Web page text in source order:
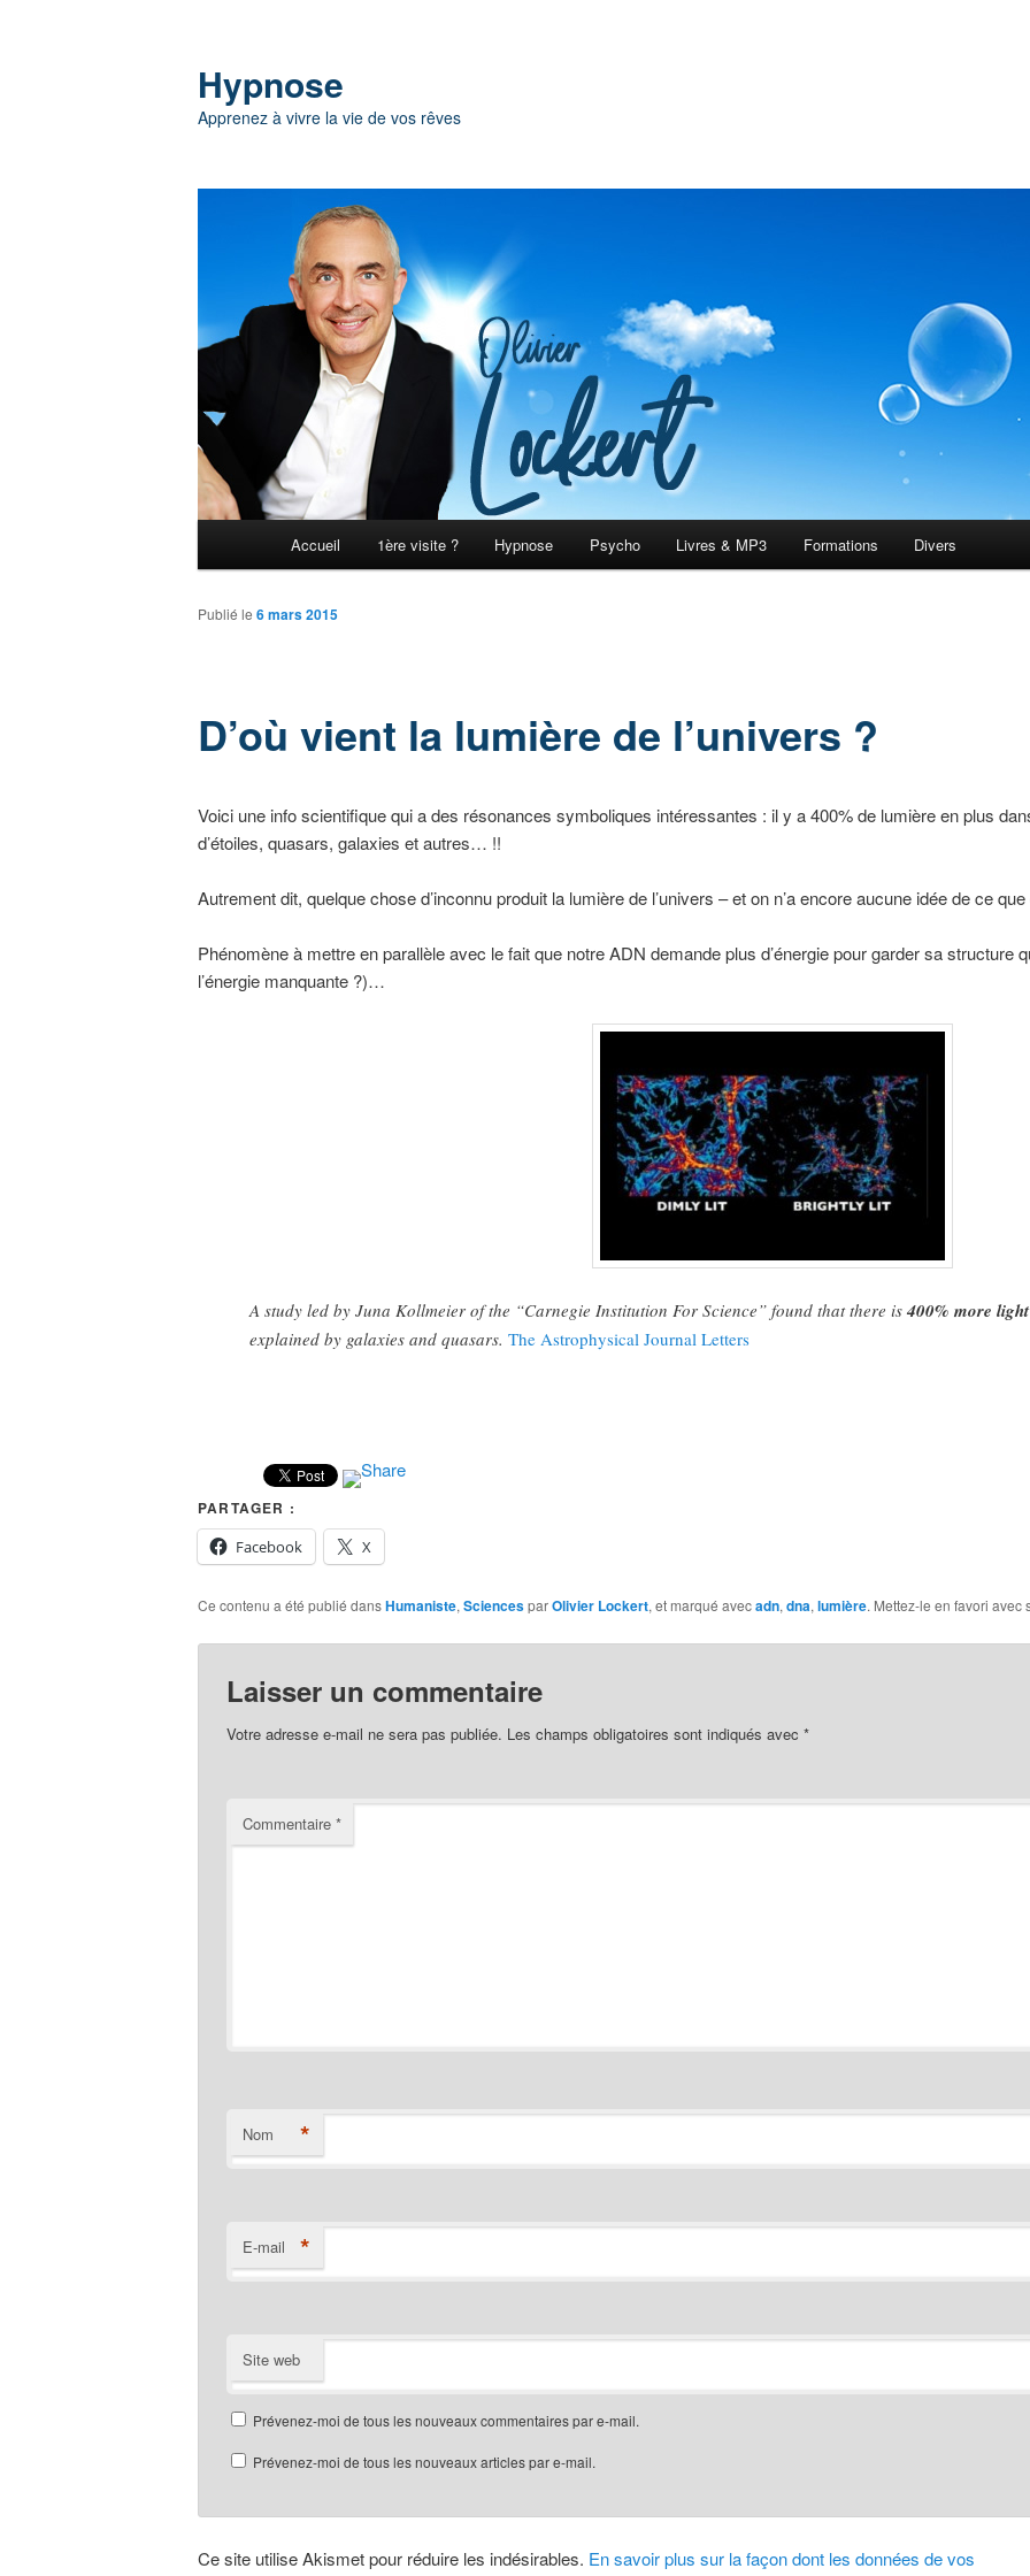
Hypnose
Apprenez à vivre la vie de vos rêves
Aller au contenu principal
Aller au contenu secondaire
Accueil 1ère visite ? Hypnose Psycho Livres & MP3 Formations Divers
D’où vient la lumière de l’univers ?
Publié le 6 mars 2015
Voici une info scientifique qui a des résonances symboliques intéressantes : il y a 400% de lumière en plus
d’étoiles, quasars, galaxies et autres… !!
Autrement dit, quelque chose d’inconnu produit la lumière de l’univers – et on n’a encore aucune idée de ce
Phénomène à mettre en parallèle avec le fait que notre ADN demande plus d’énergie pour garder sa structure
l’énergie manquante ?)…
A study led by Juna Kollmeier of the “Carnegie Institution For Science” found that there is 400% more light
explained by galaxies and quasars. The Astrophysical Journal Letters
PARTAGER :
Facebook
X
Ce contenu a été publié dansHumaniste, SciencesparOlivier Lockert, et marqué avecadn, dna, lumière. Mettez-le en favori avec
Laisser un commentaire
Votre adresse e-mail ne sera pas publiée. Les champs obligatoires sont indiqués avec*
Commentaire*
Nom *
E-mail *
Site web
Prévenez-moi de tous les nouveaux commentaires par e-mail.
Prévenez-moi de tous les nouveaux articles par e-mail.
Ce site utilise Akismet pour réduire les indésirables. En savoir plus sur la façon dont les données de vos